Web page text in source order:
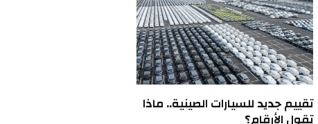
تقييم جديد للسيارات الصينية.. ماذا
تقول الأرقام؟